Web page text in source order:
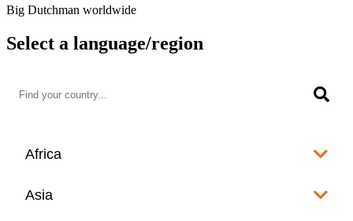
Big Dutchman worldwide
Select a language/region
Africa
Asia